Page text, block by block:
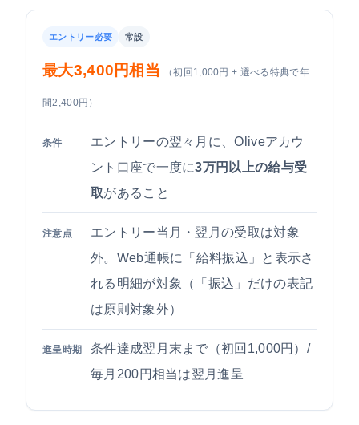
エントリー必要 常設
最大3,400円相当 （初回1,000円 + 選べる特典で年
間2,400円）
条件
エントリーの翌々月に、Oliveアカウ
ント口座で一度に3万円以上の給与受
取があること
注意点
エントリー当月・翌月の受取は対象
外。Web通帳に「給料振込」と表示さ
れる明細が対象（「振込」だけの表記
は原則対象外）
進呈時期
条件達成翌月末まで（初回1,000円）/
毎月200円相当は翌月進呈